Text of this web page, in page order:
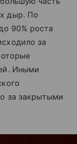
дыр. По
90% роста
за
Иными
за закрытыми